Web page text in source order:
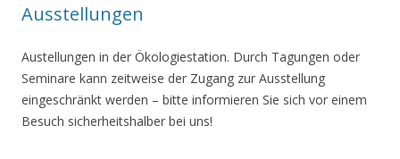
Ausstellungen
Austellungen in der Ökologiestation. Durch Tagungen oder
Seminare kann zeitweise der Zugang zur Ausstellung
eingeschränkt werden – bitte informieren Sie sich vor einem
Besuch sicherheitshalber bei uns!